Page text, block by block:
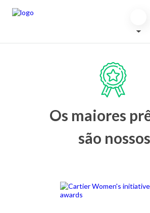
Os maiores
são